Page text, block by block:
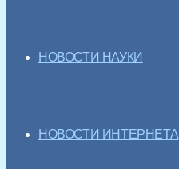
НОВОСТИ НАУКИ
НОВОСТИ ИНТЕРНЕТА